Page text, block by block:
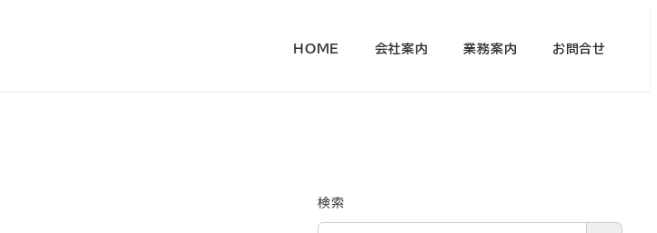
HOME 会社案内 業務案内 お問合せ
検索